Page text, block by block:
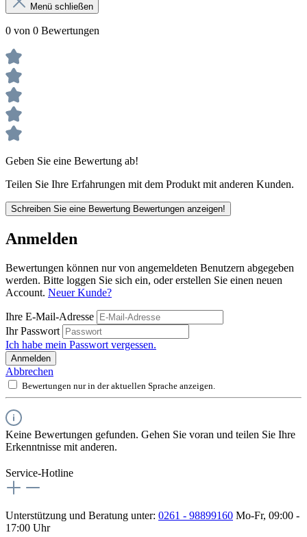
Menü schließen
0 von 0 Bewertungen
Geben Sie eine Bewertung ab!
Teilen Sie Ihre Erfahrungen mit dem Produkt mit anderen Kunden.
Schreiben Sie eine Bewertung Bewertungen anzeigen!
Anmelden
Bewertungen können nur von angemeldeten Benutzern abgegeben
werden. Bitte loggen Sie sich ein, oder erstellen Sie einen neuen
Account. Neuer Kunde?
Ihre E-Mail-Adresse
Ihr Passwort
Ich habe mein Passwort vergessen.
Anmelden
Abbrechen
Bewertungen nur in der aktuellen Sprache anzeigen.
Keine Bewertungen gefunden. Gehen Sie voran und teilen Sie Ihre
Erkenntnisse mit anderen.
Service-Hotline
Unterstützung und Beratung unter: 0261 - 98899160 Mo-Fr, 09:00 -
17:00 Uhr